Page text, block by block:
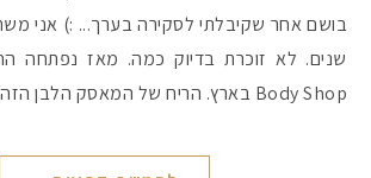
בושם אחר שקיבלתי לסקירה בערך... :) אני
שנים. לא זוכרת בדיוק כמה. מאז נפתחה
Body Shop בארץ. הריח של המאסק הלבן הזה…